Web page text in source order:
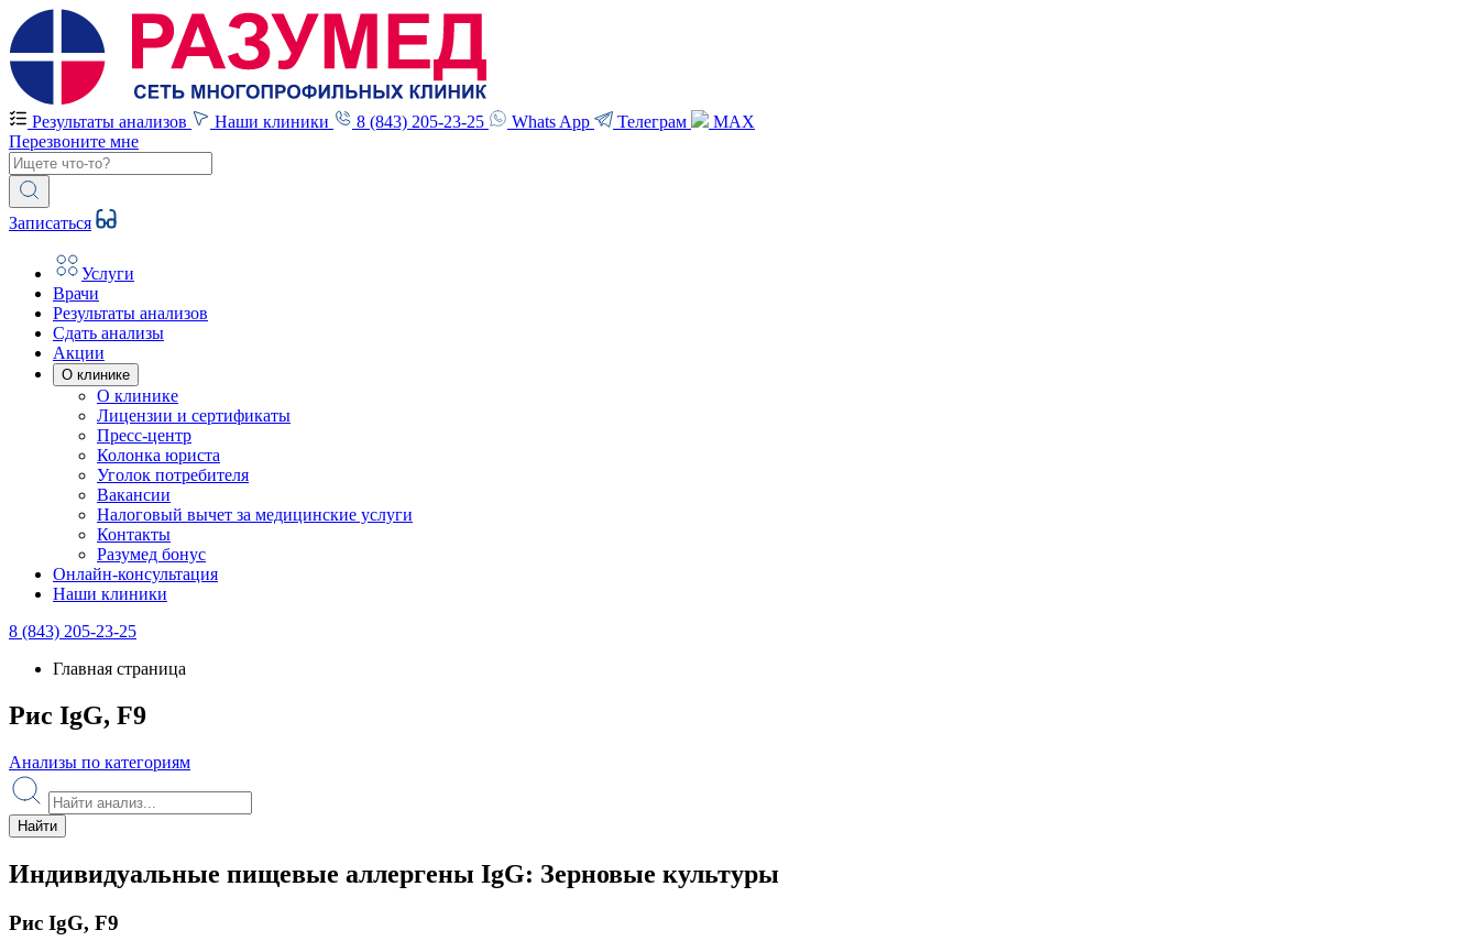
Результаты анализов Наши клиники 8 (843) 205-23-25 Whats App Телеграм
MAX
Перезвоните мне
Записаться
Услуги
Врачи
Результаты анализов
Сдать анализы
Акции
О клинике
О клинике
Лицензии и сертификаты
Пресс-центр
Колонка юриста
Уголок потребителя
Вакансии
Налоговый вычет за медицинские услуги
Контакты
Разумед бонус
Онлайн-консультация
Наши клиники
8 (843) 205-23-25
Главная страница
Рис IgG, F9
Анализы по категориям
Найти
Индивидуальные пищевые аллергены IgG: Зерновые культуры
Рис IgG, F9